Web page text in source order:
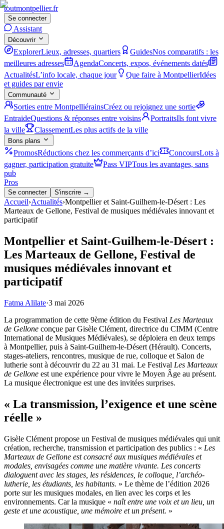
toutmontpellier.fr
Se connecter
Assistant
Découvrir
ExplorerLieux, adresses, quartiers GuidesNos comparatifs : les
meilleures adresses
AgendaConcerts, expos, événements datés
ActualitésL’info locale, chaque jour Que faire à MontpellierIdées
et guides par envie
Communauté
Sorties entre MontpelliérainsCréez ou rejoignez une sortie
EntraideQuestions & réponses entre voisins PortraitsIls font vivre
la ville
ClassementLes plus actifs de la ville
Bons plans
PromosRéductions chez les commerçants d’ici ConcoursLots à
gagner, participation gratuite
Pass VIPTous les avantages, sans
pub
Pros
Se connecter S'inscrire →
Accueil›Actualités›Montpellier et Saint-Guilhem-le-Désert : Les
Marteaux de Gellone, Festival de musiques médiévales innovant et
participatif
Montpellier et Saint-Guilhem-le-Désert :
Les Marteaux de Gellone, Festival de
musiques médiévales innovant et
participatif
Fatma Alilate·3 mai 2026
La programmation de cette 9ème édition du Festival Les Marteaux
de Gellone conçue par Gisèle Clément, directrice du CIMM (Centre
International de Musiques Médiévales), se déploiera en deux temps
à Montpellier, puis à Saint-Guilhem-le-Désert (Hérault). Concerts,
stages-ateliers, rencontres, musique de rue, colloque et Salon de
lutherie sont à découvrir du 22 au 31 mai. Le Festival Les Marteaux
de Gellone est une expérience pour vivre le Moyen Âge au présent.
La musique électronique est une des invitées surprises.
« La transmission, l’exigence et une scène
réelle »
Gisèle Clément propose un Festival de musiques médiévales qui unit
création, recherche, transmission et participation des publics : « Les
Marteaux de Gellone est consacré aux musiques médiévales et
modales, envisagées comme une matière vivante. Les concerts
dialoguent avec les stages, les résidences, le colloque, l’archéo-
lutherie, les étudiants, les habitants. » Le thème de l’édition 2026
porte sur les musiques modales, en lien avec les corps et les
environnements. Car la musique « naît entre une voix et un lieu, un
geste et une acoustique, une mémoire et un présent. »